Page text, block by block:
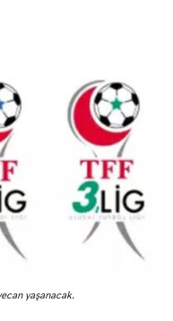
yaşanacak.